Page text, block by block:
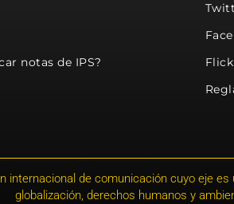
notas de IPS?
internacional de comunicación cuyo eje
globalización, derechos humanos y